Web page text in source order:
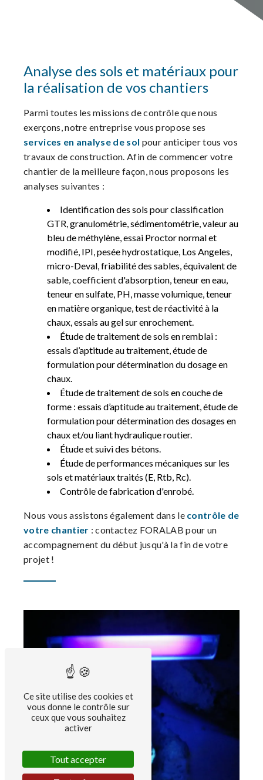
Analyse des sols et matériaux pour
la réalisation de vos chantiers
Parmi toutes les missions de contrôle que nous
exerçons, notre entreprise vous propose ses
services en analyse de sol pour anticiper tous vos
travaux de construction. Afin de commencer votre
chantier de la meilleure façon, nous proposons les
analyses suivantes :
Identification des sols pour classification
GTR, granulométrie, sédimentométrie, valeur au
bleu de méthylène, essai Proctor normal et
modifié, IPI, pesée hydrostatique, Los Angeles,
micro-Deval, friabilité des sables, équivalent de
sable, coefficient d'absorption, teneur en eau,
teneur en sulfate, PH, masse volumique, teneur
en matière organique, test de réactivité à la
chaux, essais au gel sur enrochement.
Étude de traitement de sols en remblai :
essais d’aptitude au traitement, étude de
formulation pour détermination du dosage en
chaux.
Étude de traitement de sols en couche de
forme : essais d’aptitude au traitement, étude de
formulation pour détermination des dosages en
chaux et/ou liant hydraulique routier.
Étude et suivi des bétons.
Étude de performances mécaniques sur les
sols et matériaux traités (E, Rtb, Rc).
Contrôle de fabrication d'enrobé.
Nous vous assistons également dans le contrôle de
votre chantier : contactez FORALAB pour un
accompagnement du début jusqu'à la fin de votre
projet !
Ce site utilise des cookies et
vous donne le contrôle sur
ceux que vous souhaitez
activer
Tout accepter